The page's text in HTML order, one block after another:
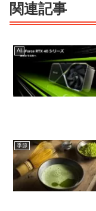
関連記事
AI
季節